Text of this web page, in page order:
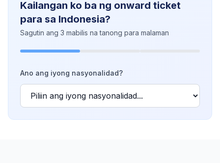
Kailangan ko ba ng onward ticket
para sa Indonesia?
Sagutin ang 3 mabilis na tanong para malaman
Ano ang iyong nasyonalidad?